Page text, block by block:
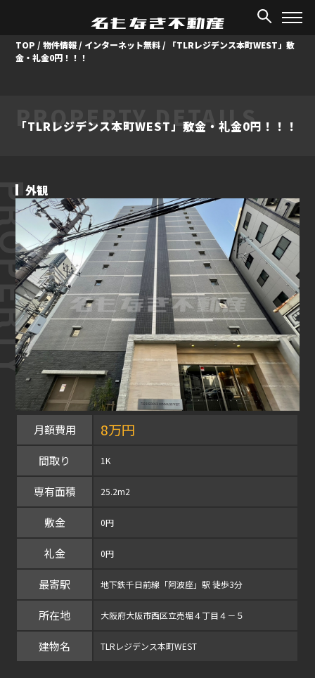
TOP /物件情報 / インターネット無料 /
「TLRレジデンス本町WEST」敷
金・礼金0円！！！
PROPERTY DETAILS
「TLRレジデンス本町WEST」敷金・礼金0円！！！
外観
月額費用 8万円
間取り 1K
専有面積 25.2m2
敷金 0円
礼金 0円
最寄駅 地下鉄千日前線「阿波座」駅 徒歩3分
所在地 大阪府大阪市西区立売堀４丁目４－５
建物名 TLRレジデンス本町WEST